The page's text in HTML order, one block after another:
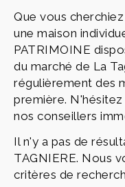
Que vous
une maison
PATRIMOINE
du marché de La
régulièrement des
première.
nos conseillers
Il n'y a pas de
TAGNIERE. Nous
critères de